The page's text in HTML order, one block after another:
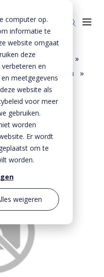
computer op.
informatie te
website omgaat
deze
en
meetgegevens
website als
voor meer
gebruiken.
worden
Er wordt
om te
worden.
weigeren
»
»
300x300 mm »
mf